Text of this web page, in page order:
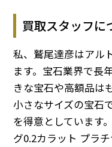
買取スタッフに
私、鷲尾達彦はアル
ます。宝石業界で長
きな宝石や高額品は
小さなサイズの宝石
を得意としています
グ0.2カラット プラ